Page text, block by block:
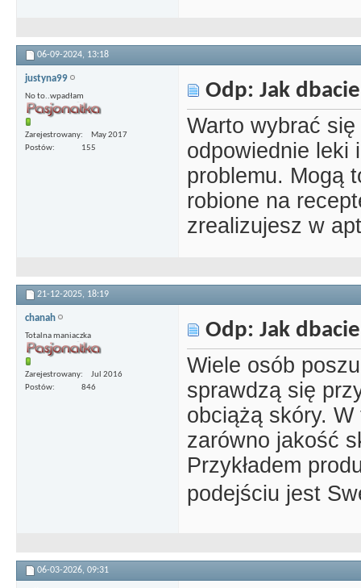
06-09-2024, 13:18
justyna99
No to..wpadłam
Zarejestrowany
May 2017
Postów
155
Odp: Jak
Warto wybrać
odpowiednie leki
problemu. Mogą
robione na
zrealizujesz w
21-12-2025, 18:19
chanah
Totalna maniaczka
Zarejestrowany
Jul 2016
Postów
846
Odp: Jak
Wiele osób
sprawdzą się
obciążą skóry.
zarówno jakość
Przykładem
podejściu jest
06-03-2026, 09:31